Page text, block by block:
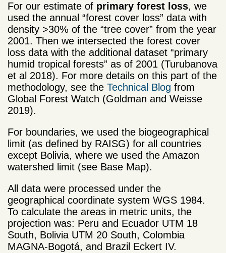
For our estimate of primary forest loss, we
used the annual “forest cover loss” data with
density >30% of the “tree cover” from the year
2001. Then we intersected the forest cover
loss data with the additional dataset “primary
humid tropical forests” as of 2001 (Turubanova
et al 2018). For more details on this part of the
methodology, see the Technical Blog from
Global Forest Watch (Goldman and Weisse
2019).
For boundaries, we used the biogeographical
limit (as defined by RAISG) for all countries
except Bolivia, where we used the Amazon
watershed limit (see Base Map).
All data were processed under the
geographical coordinate system WGS 1984.
To calculate the areas in metric units, the
projection was: Peru and Ecuador UTM 18
South, Bolivia UTM 20 South, Colombia
MAGNA-Bogotá, and Brazil Eckert IV.